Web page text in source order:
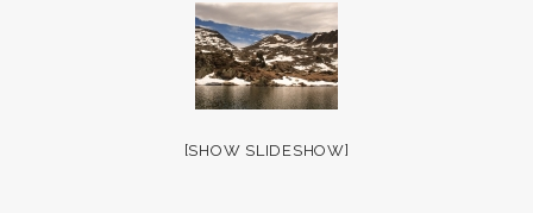
[SHOW SLIDESHOW]